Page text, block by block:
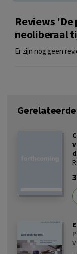
Reviews
neoliberaal
Er zijn nog geen